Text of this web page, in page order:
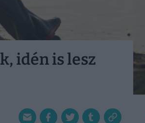
idén is lesz